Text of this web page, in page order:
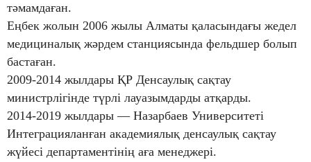
тәмамдаған.
Еңбек жолын 2006 жылы Алматы қаласындағы жедел
медициналық жәрдем станциясында фельдшер болып
бастаған.
2009-2014 жылдары ҚР Денсаулық сақтау
министрлігінде түрлі лауазымдарды атқарды.
2014-2019 жылдары — Назарбаев Университеті
Интеграцияланған академиялық денсаулық сақтау
жүйесі департаментінің аға менеджері.